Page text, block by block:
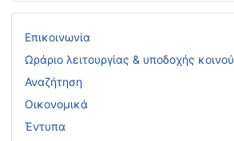
Επικοινωνία
Ωράριο λειτουργίας & υποδοχής κοινού
Αναζήτηση
Οικονομικά
Έντυπα